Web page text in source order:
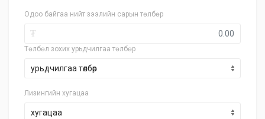
Одоо байгаа нийт зээлийн сарын төлбөр
₮
Төлбөл зохих урьдчилгаа төлбөр
Лизингийн хугацаа
хугацаа